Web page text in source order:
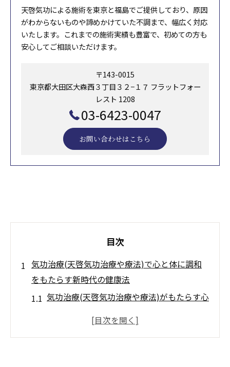
天啓気功による施術を東京と福島でご提供しており、原因
がわからないものや諦めかけていた不調まで、幅広く対応
いたします。これまでの施術実績も豊富で、初めての方も
安心してご相談いただけます。
〒143-0015
東京都大田区大森西３丁目３２−１７ フラットフォー
レスト 1208
03-6423-0047
お問い合わせはこちら
目次
気功治療(天啓気功治療や療法)で心と体に調和
をもたらす新時代の健康法
気功治療(天啓気功治療や療法)がもたらす心
身体のエネルギーを最適化する気功治療(天